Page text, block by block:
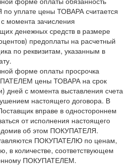
уплате цены ТОВАРА считается
момента зачисления
денежных средств в размере
предоплаты на расчетный
по реквизитам, указанным в
форме оплаты просрочка
цены ТОВАРА на срок
дней с момента выставления счета
настоящего договора. В
вправе в одностороннем
от исполнения настоящего
об этом ПОКУПАТЕЛЯ.
ПОКУПАТЕЛЮ по ценам,
в количестве, соответствующем
ПОКУПАТЕЛЕМ.